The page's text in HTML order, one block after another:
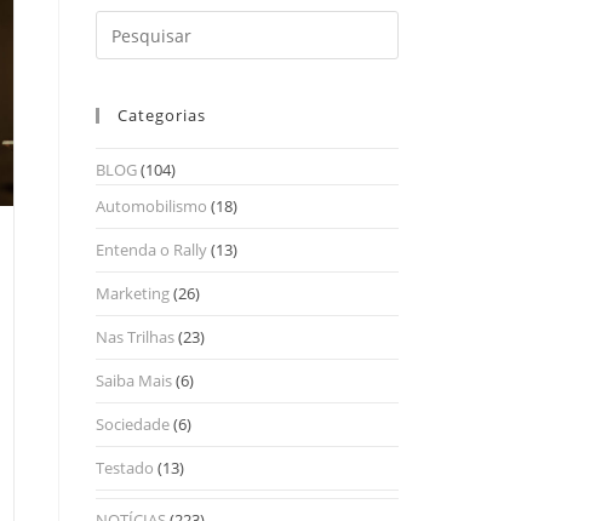
Categorias
BLOG(104)
Automobilismo (18)
Entenda o Rally(13)
Marketing(26)
Nas Trilhas(23)
Saiba Mais(6)
Sociedade(6)
Testado (13)